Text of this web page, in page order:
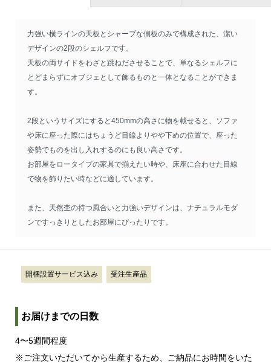
力強い横ラインの天板とシャープな側板のみで構成された、潔い
デザインの2段のシェルフです。
天板の両サイドをわざと跳ねださせることで、単なるシェルフに
とどまらずにオブジェとして飾るものと一体となることができま
す。
2段というサイズにすると450mmの高さに物を載せると、ソファ
や床に座った際にはちょうど目線よりやや下めの位置で、座った
姿勢でものを出し入れするのにも良い高さです。
お部屋をロータイプの家具で揃えたい時や、床座に合わせた目線
で物を飾りたい時などに適しています。
また、天然杢の持つ風合いと力強いデザインは、ナチュラルモダ
ンですっきりとしたお部屋にぴったりです。
開梱設置サービス込み 受注生産品
お届けまでの日数
4〜5週間程度
※ご注文いただいてから生産するため、ご納品にお時間をいた